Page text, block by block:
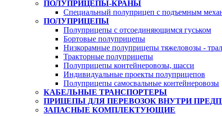
ПОЛУПРИЦЕПЫ-КРАНЫ
Специальный полуприцеп с подъемным
ПОЛУПРИЦЕПЫ
Полуприцепы с отсоединяющимся гуськом
Бортовые полуприцепы
Низкорамные полуприцепы тяжеловозы -
Тракторные полуприцепы
Полуприцепы контейнеровозы, шасси
Индивидуальные проекты полуприцепов
Полуприцепы самосвальные контейнеровозы
КАБЕЛЬНЫЕ ТРАНСПОРТЕРЫ
ПРИЦЕПЫ ДЛЯ ПЕРЕВОЗОК ВНУТРИ
ЗАПАСНЫЕ КОМПЛЕКТУЮЩИЕ